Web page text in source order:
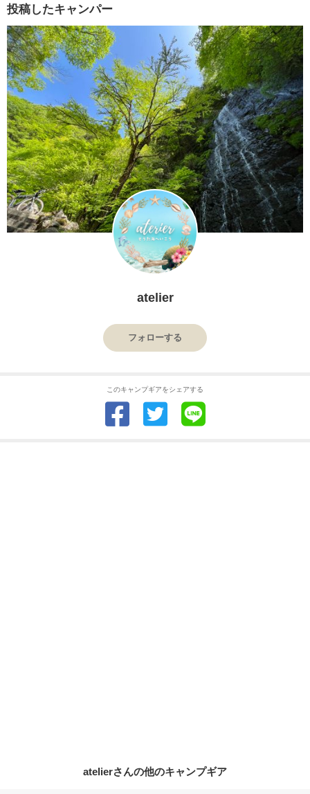
投稿したキャンパー
atelier
フォローする
このキャンプギアをシェアする
atelierさんの他のキャンプギア